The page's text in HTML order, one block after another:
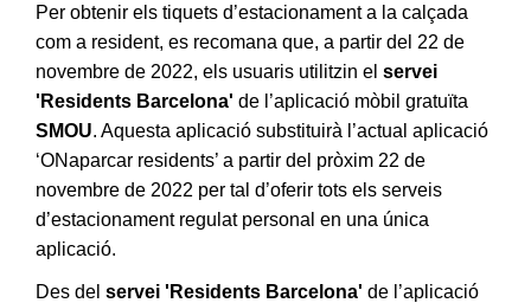
Per obtenir els tiquets d’estacionament a la calçada
com a resident, es recomana que, a partir del 22 de
novembre de 2022, els usuaris utilitzin el servei
'Residents Barcelona' de l’aplicació mòbil gratuïta
SMOU. Aquesta aplicació substituirà l’actual aplicació
‘ONaparcar residents’ a partir del pròxim 22 de
novembre de 2022 per tal d’oferir tots els serveis
d’estacionament regulat personal en una única
aplicació.
Des del servei 'Residents Barcelona' de l’aplicació